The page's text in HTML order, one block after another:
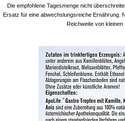
Die empfohlene Tagesmenge nicht
Ersatz für eine abwechslungsreiche Ernährung.
Reichweite von kleinen